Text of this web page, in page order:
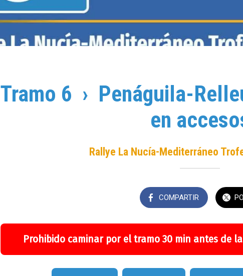
Tramo 6 › Penáguila-
en
Rallye La Nucía-Mediterráneo
COMPARTIR
Prohibido caminar por el tramo 30 min antes de